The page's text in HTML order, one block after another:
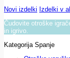
Novi izdelki Izdelki v
Čudovite otroške
in igrivo.
Kategorija Spanje